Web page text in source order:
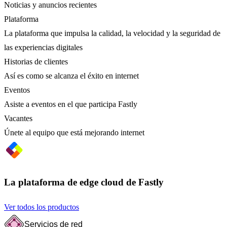
Noticias y anuncios recientes
Plataforma
La plataforma que impulsa la calidad, la velocidad y la seguridad de
las experiencias digitales
Historias de clientes
Así es como se alcanza el éxito en internet
Eventos
Asiste a eventos en el que participa Fastly
Vacantes
Únete al equipo que está mejorando internet
La plataforma de edge cloud de Fastly
Ver todos los productos
Servicios de red